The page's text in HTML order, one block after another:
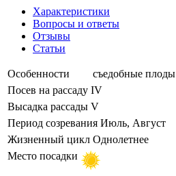
Характеристики
Вопросы и ответы
Отзывы
Статьи
Особенности
съедобные плоды
Посев на рассаду IV
Высадка рассады V
Период созревания Июль, Август
Жизненный цикл Однолетнее
Место посадки